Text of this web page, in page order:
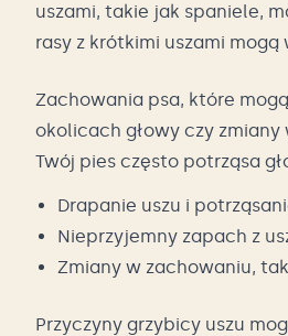
uszami, takie jak spaniele,
rasy z krótkimi uszami
Zachowania psa, które
okolicach głowy czy
Twój pies często potrząsa
Drapanie uszu i
Nieprzyjemny zapach z
Zmiany w zachowaniu,
Przyczyny grzybicy uszu